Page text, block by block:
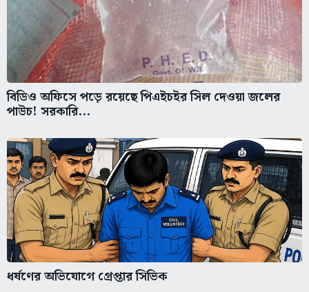
বিডিও অফিসে পড়ে রয়েছে পিএইচইর সিল দেওয়া জলের
পাউচ! সরকারি...
ধর্ষণের অভিযোগে গ্রেপ্তার সিভিক